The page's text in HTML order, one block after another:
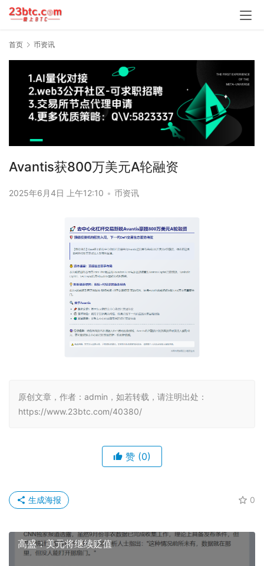
首页 币资讯
Avantis获800万美元A轮融资
2025年6月4日 上午12:10 • 币资讯
原创文章，作者：admin，如若转载，请注明出处：
https://www.23btc.com/40380/
赞 (0)
0
生成海报
高盛：美元将继续贬值